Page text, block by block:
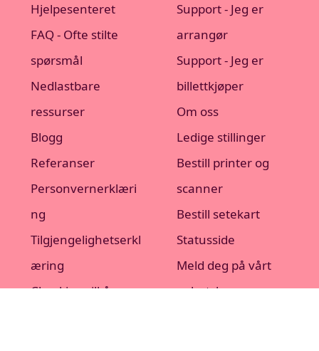
Hjelpesenteret
FAQ - Ofte stilte
spørsmål
Nedlastbare
ressurser
Blogg
Referanser
Personvernerklæri
ng
Tilgjengelighetserkl
æring
Checkins vilkår
Support - Jeg er
arrangør
Support - Jeg er
billettkjøper
Om oss
Ledige stillinger
Bestill printer og
scanner
Bestill setekart
Statusside
Meld deg på vårt
nyhetsbrev